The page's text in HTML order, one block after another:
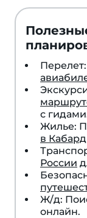
с
Жилье:
в
России
Ж/д:
онлайн.